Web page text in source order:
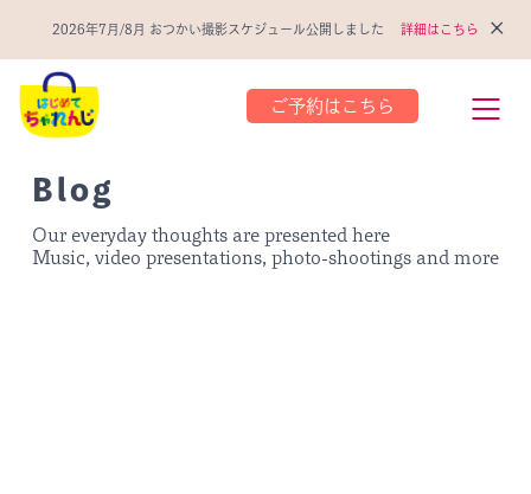
×
2026年7月/8月 おつかい撮影スケジュール公開しました 詳細はこちら
ご予約はこちら
Blog
Our everyday thoughts are presented here
Music, video presentations, photo-shootings and more